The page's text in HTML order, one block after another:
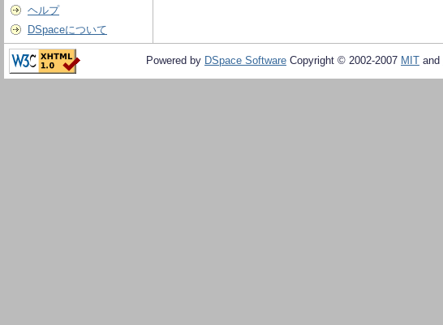
ヘルプ
DSpaceについて
Powered by DSpace Software Copyright © 2002-2007 MIT and